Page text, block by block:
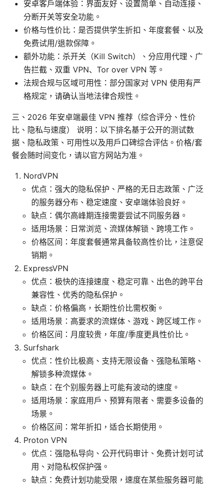
安卓客户端体验：界面友好、设置简单、自动连接、
分断开关等安全功能。
价格与性价比：是否提供学生折扣、年度套餐、以及
免费试用/退款保障。
额外功能：杀开关（Kill Switch）、分应用代理、广
告拦截、双重 VPN、Tor over VPN 等。
法规合规与区域可用性：部分国家对 VPN 使用有严
格规定，请确认当地法律合规性。
三、2026 年安卓端最佳 VPN 推荐（综合评分、性价
比、隐私与速度） 说明：以下排名基于公开的测试数
据、隐私政策、可用性以及用户口碑综合评估。价格/套
餐会随时间变化，请以官方网站为准。
NordVPN
优点：强大的隐私保护、严格的无日志政策、广泛
的服务器分布、稳定速度、安卓端体验良好。
缺点：偶尔高峰期连接需要尝试不同服务器。
适用场景：日常浏览、流媒体解锁、跨境工作。
价格区间：年度套餐通常具备较高性价比，注意促
销期。
ExpressVPN
优点：极快的连接速度、稳定可靠、出色的跨平台
兼容性、优秀的隐私保护。
缺点：价格偏高，长期性价比需权衡。
适用场景：高要求的流媒体、游戏、跨区域工作。
价格区间：月度较贵，年度/季度更具性价比。
Surfshark
优点：性价比极高、支持无限设备、强隐私策略、
解锁多种流媒体。
缺点：在个别服务器上可能有波动的速度。
适用场景：家庭用户、预算有限者、需要多设备的
场景。
价格区间：常年折扣，适合长期使用。
Proton VPN
优点：强隐私导向、公开代码审计、免费计划可试
用、对隐私权保护强。
缺点：免费计划功能受限，速度在某些服务器可能